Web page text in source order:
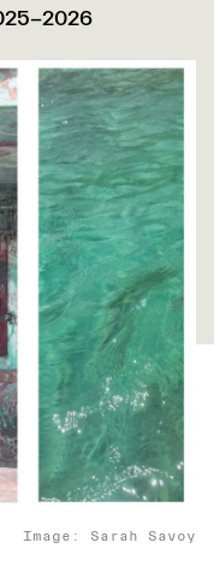
2026
Image: Sarah Savoy